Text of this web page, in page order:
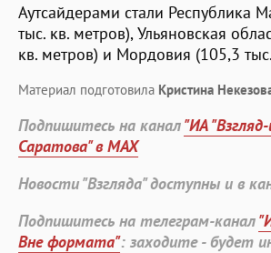
Аутсайдерами стали Республика
тыс. кв. метров), Ульяновская
кв. метров) и Мордовия (105,3
Материал подготовила Кристина
Подпишитесь на канал"ИА
Саратова" в MAX
Новости "Взгляда" доступны и в
Подпишитесь на телеграм-канал
Вне формата": заходите - будет